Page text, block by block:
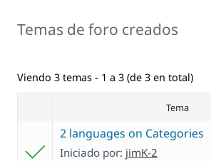
Temas de foro creados
Viendo 3 temas - 1 a 3 (de 3 en total)
Tema
2 languages on Categories
Iniciado por: jimK-2